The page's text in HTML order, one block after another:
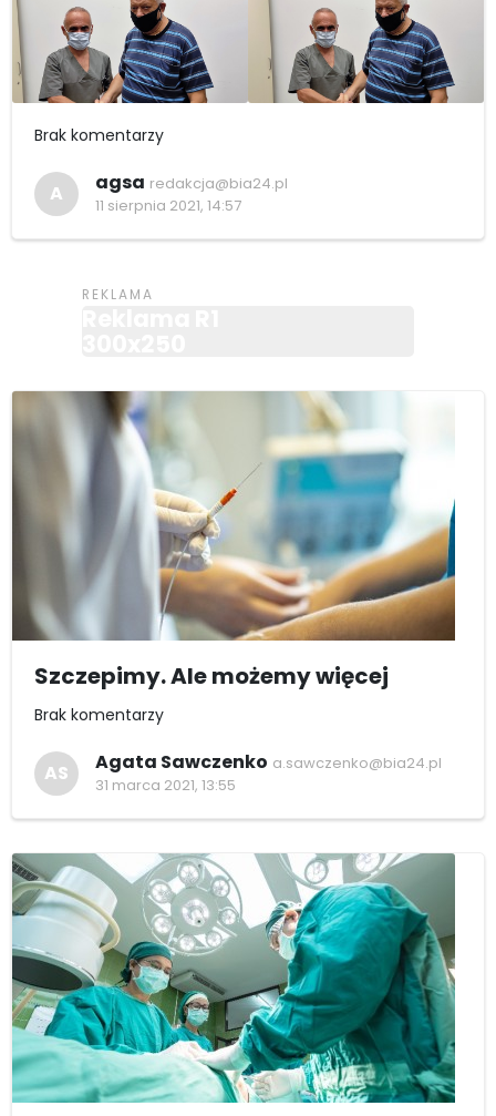
Brak komentarzy
A agsa redakcja@bia24.pl
11 sierpnia 2021, 14:57
Szczepimy. Ale możemy więcej
Brak komentarzy
AS Agata Sawczenko a.sawczenko@bia24.pl
31 marca 2021, 13:55